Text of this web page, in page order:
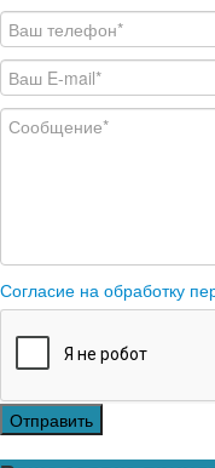
Согласие на обработку
Отправить